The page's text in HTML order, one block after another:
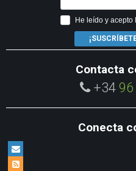
He leído y acepto
Contacta
+34 96
Conecta